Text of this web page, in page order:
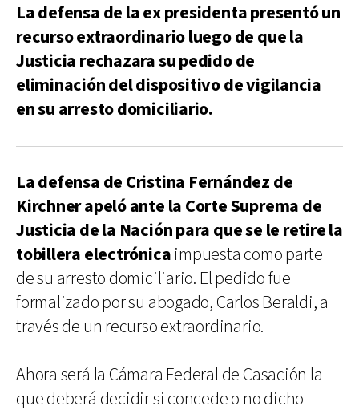
La defensa de la ex presidenta presentó un
recurso extraordinario luego de que la
Justicia rechazara su pedido de
eliminación del dispositivo de vigilancia
en su arresto domiciliario.
La defensa de Cristina Fernández de
Kirchner apeló ante la Corte Suprema de
Justicia de la Nación para que se le retire la
tobillera electrónica impuesta como parte
de su arresto domiciliario. El pedido fue
formalizado por su abogado, Carlos Beraldi, a
través de un recurso extraordinario.
Ahora será la Cámara Federal de Casación la
que deberá decidir si concede o no dicho